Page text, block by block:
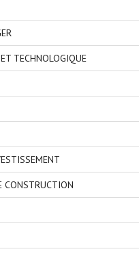
TECHNOLOGIQUE
CONSTRUCTION